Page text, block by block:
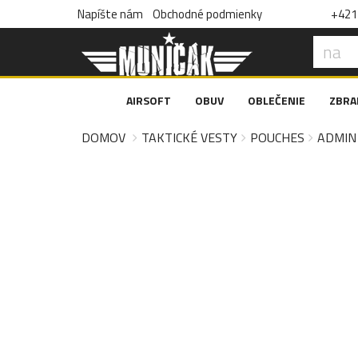
Napíšte nám Obchodné podmienky
AIRSOFT OBUV OBLEČENIE
DOMOV TAKTICKÉ VESTY POUCHES